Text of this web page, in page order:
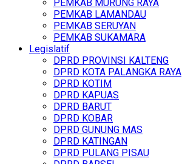
PEMKAB MURUNG RAYA
PEMKAB LAMANDAU
PEMKAB SERUYAN
PEMKAB SUKAMARA
Legislatif
DPRD PROVINSI KALTENG
DPRD KOTA PALANGKA RAYA
DPRD KOTIM
DPRD KAPUAS
DPRD BARUT
DPRD KOBAR
DPRD GUNUNG MAS
DPRD KATINGAN
DPRD PULANG PISAU